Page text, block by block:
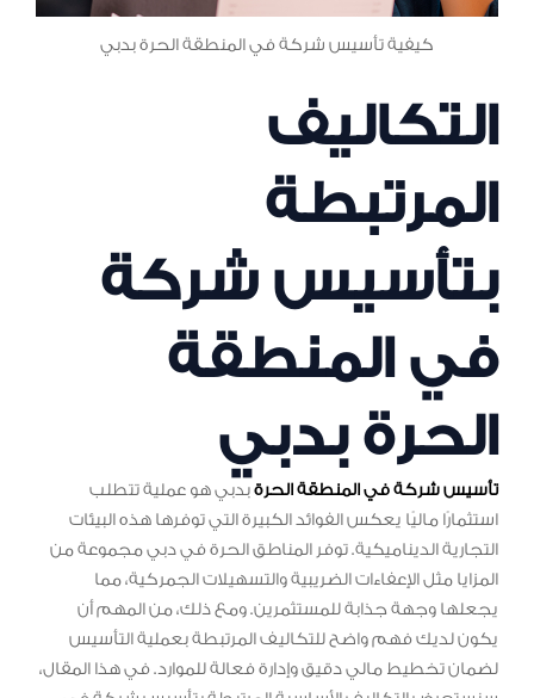
كيفية تأسيس شركة في المنطقة الحرة بدبي
التكاليف
المرتبطة
بتأسيس شركة
في المنطقة
الحرة بدبي
تأسيس شركة في المنطقة الحرةبدبي هو عملية تتطلب
استثمارًا ماليًا يعكس الفوائد الكبيرة التي توفرها هذه البيئات
التجارية الديناميكية. توفر المناطق الحرة في دبي مجموعة من
المزايا مثل الإعفاءات الضريبية والتسهيلات الجمركية، مما
يجعلها وجهة جذابة للمستثمرين. ومع ذلك، من المهم أن
يكون لديك فهم واضح للتكاليف المرتبطة بعملية التأسيس
لضمان تخطيط مالي دقيق وإدارة فعالة للموارد. في هذا المقال،